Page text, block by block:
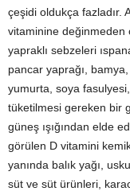
çeşidi oldukça fazladır.
vitaminine değinmeden
yapraklı sebzeleri
pancar yaprağı,
yumurta, soya
tüketilmesi gereken bir
güneş ışığından elde
görülen D vitamini kemik
yanında balık yağı,
süt ve süt ürünleri,